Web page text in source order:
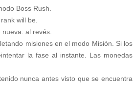
Boss Rush.
will be.
al revés.
misiones en el modo Misión. Si los
la fase al instante. Las monedas
nunca antes visto que se encuentra